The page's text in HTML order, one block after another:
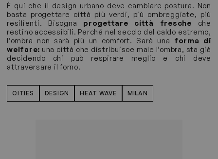
È qui che il design urbano deve cambiare postura. Non
basta progettare città più verdi, più ombreggiate, più
resilienti. Bisogna progettare città fresche che
restino accessibili. Perché nel secolo del caldo estremo,
l’ombra non sarà più un comfort. Sarà una forma di
welfare: una città che distribuisce male l’ombra, sta già
decidendo chi può respirare meglio e chi deve
attraversare il forno.
CITIES DESIGN HEAT WAVE MILAN